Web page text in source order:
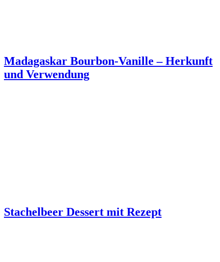
Madagaskar Bourbon-Vanille – Herkunft
und Verwendung
Stachelbeer Dessert mit Rezept